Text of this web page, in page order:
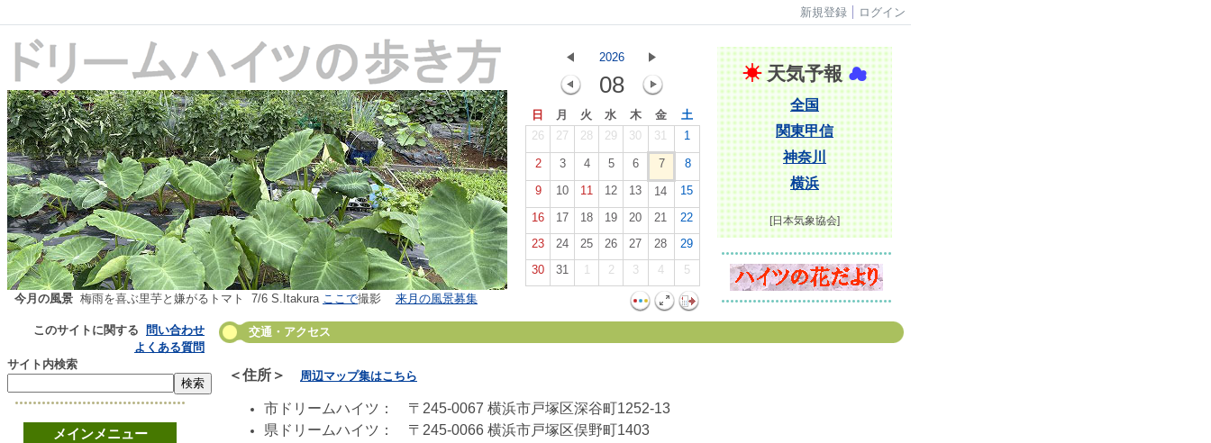
新規登録 ログイン
今月の風景 梅雨を喜ぶ里芋と嫌がるトマト 7/6 S.Itakura ここで撮影 来月の風景募集
2026
08
日 月 火 水 木 金
土
26
27 28 29 30 31 1
2 3 4 5 6 7
8
9
10 11 12 13 14
15
16
17 18 19 20 21
22
23
24 25 26 27 28
29
30
31 1 2 3 4 5
☀天気予報☁
全国
関東甲信
神奈川
横浜
[日本気象協会]
このサイトに関する
問い合わせ
よくある質問
サイト内検索
メインメニュー
交通・アクセス
＜住所＞ 周辺マップ集はこちら
市ドリームハイツ： 〒245-0067 横浜市戸塚区深谷町1252-13
県ドリームハイツ： 〒245-0066 横浜市戸塚区俣野町1403